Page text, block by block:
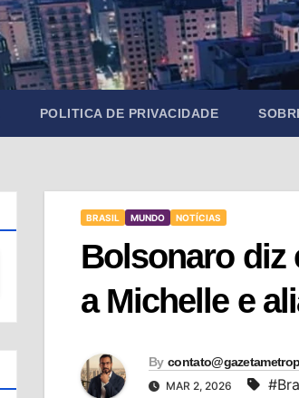
POLITICA DE PRIVACIDADE
BRASIL MUNDO NOTÍCIAS
Bolsonaro diz
a Michelle e
By
MAR 2, 2026